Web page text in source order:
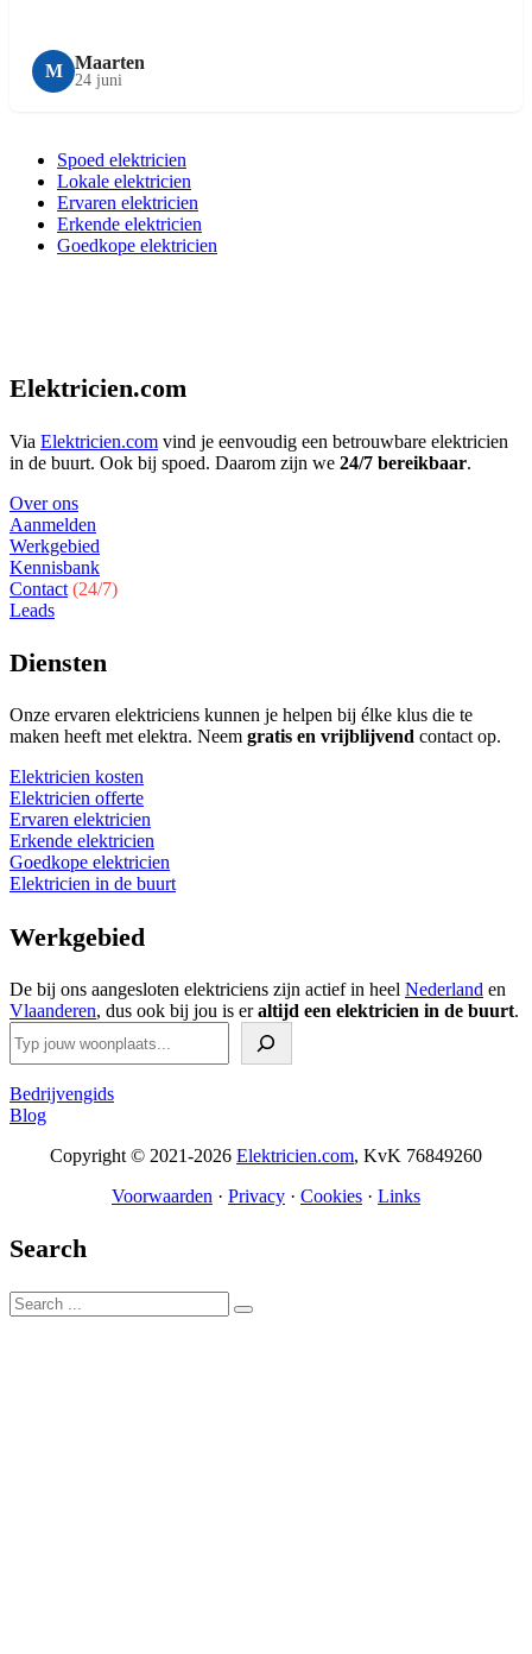
M Maarten
24 juni
Spoed elektricien
Lokale elektricien
Ervaren elektricien
Erkende elektricien
Goedkope elektricien
Elektricien.com
Via Elektricien.com vind je eenvoudig een betrouwbare elektricien
in de buurt. Ook bij spoed. Daarom zijn we 24/7 bereikbaar.
Over ons
Aanmelden
Werkgebied
Kennisbank
Contact (24/7)
Leads
Diensten
Onze ervaren elektriciens kunnen je helpen bij élke klus die te
maken heeft met elektra. Neem gratis en vrijblijvend contact op.
Elektricien kosten
Elektricien offerte
Ervaren elektricien
Erkende elektricien
Goedkope elektricien
Elektricien in de buurt
Werkgebied
De bij ons aangesloten elektriciens zijn actief in heel Nederland en
Vlaanderen, dus ook bij jou is eraltijd een elektricien in de buurt.
Bedrijvengids
Blog
Copyright © 2021-2026 Elektricien.com, KvK 76849260
Voorwaarden · Privacy · Cookies · Links
Search